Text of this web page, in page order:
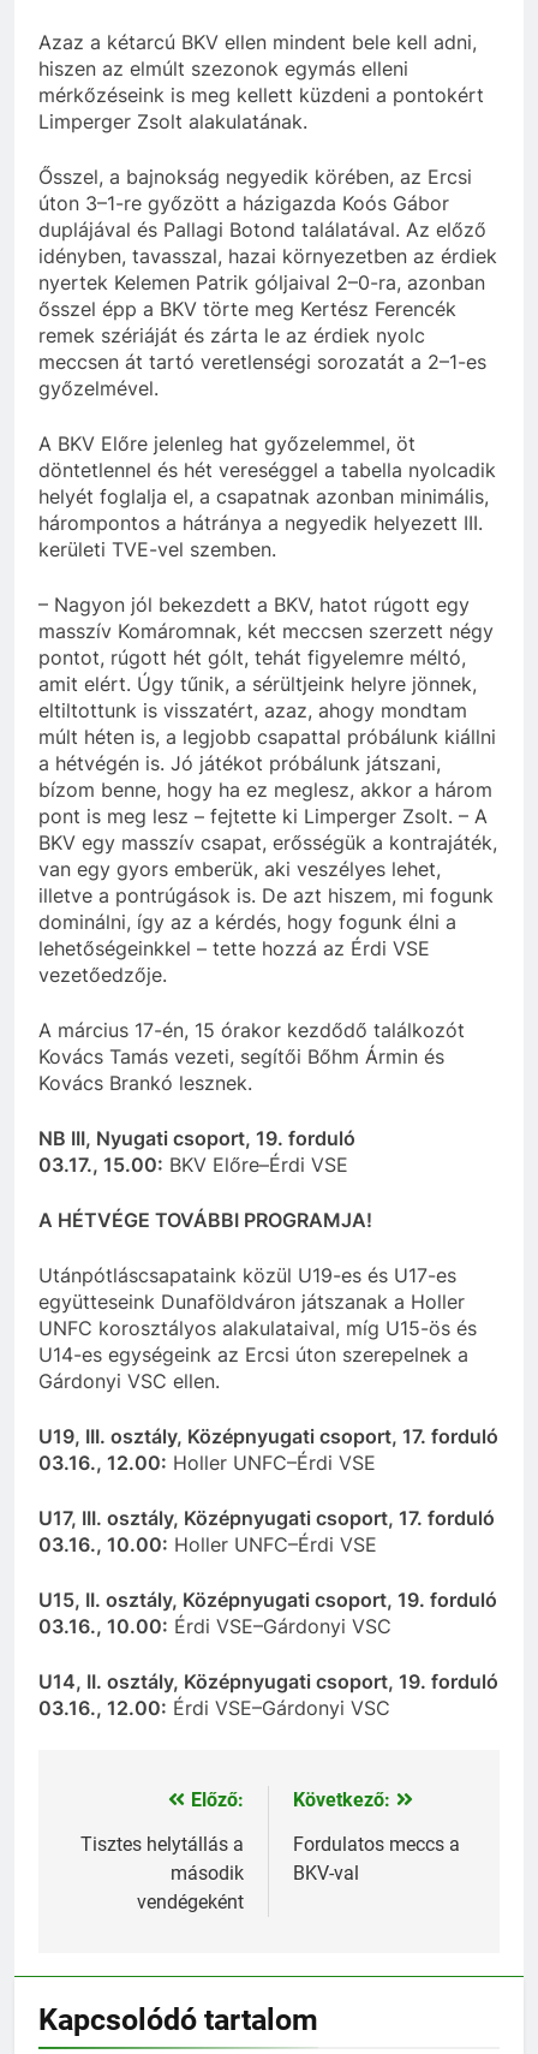
Azaz a kétarcú BKV ellen mindent bele kell adni,
hiszen az elmúlt szezonok egymás elleni
mérkőzéseink is meg kellett küzdeni a pontokért
Limperger Zsolt alakulatának.
Ősszel, a bajnokság negyedik körében, az Ercsi
úton 3–1-re győzött a házigazda Koós Gábor
duplájával és Pallagi Botond találatával. Az előző
idényben, tavasszal, hazai környezetben az érdiek
nyertek Kelemen Patrik góljaival 2–0-ra, azonban
ősszel épp a BKV törte meg Kertész Ferencék
remek szériáját és zárta le az érdiek nyolc
meccsen át tartó veretlenségi sorozatát a 2–1-es
győzelmével.
A BKV Előre jelenleg hat győzelemmel, öt
döntetlennel és hét vereséggel a tabella nyolcadik
helyét foglalja el, a csapatnak azonban minimális,
hárompontos a hátránya a negyedik helyezett III.
kerületi TVE-vel szemben.
– Nagyon jól bekezdett a BKV, hatot rúgott egy
masszív Komáromnak, két meccsen szerzett négy
pontot, rúgott hét gólt, tehát figyelemre méltó,
amit elért. Úgy tűnik, a sérültjeink helyre jönnek,
eltiltottunk is visszatért, azaz, ahogy mondtam
múlt héten is, a legjobb csapattal próbálunk kiállni
a hétvégén is. Jó játékot próbálunk játszani,
bízom benne, hogy ha ez meglesz, akkor a három
pont is meg lesz – fejtette ki Limperger Zsolt. – A
BKV egy masszív csapat, erősségük a kontrajáték,
van egy gyors emberük, aki veszélyes lehet,
illetve a pontrúgások is. De azt hiszem, mi fogunk
dominálni, így az a kérdés, hogy fogunk élni a
lehetőségeinkkel – tette hozzá az Érdi VSE
vezetőedzője.
A március 17-én, 15 órakor kezdődő találkozót
Kovács Tamás vezeti, segítői Bőhm Ármin és
Kovács Brankó lesznek.
NB III, Nyugati csoport, 19. forduló
03.17., 15.00: BKV Előre–Érdi VSE
A HÉTVÉGE TOVÁBBI PROGRAMJA!
Utánpótláscsapataink közül U19-es és U17-es
együtteseink Dunaföldváron játszanak a Holler
UNFC korosztályos alakulataival, míg U15-ös és
U14-es egységeink az Ercsi úton szerepelnek a
Gárdonyi VSC ellen.
U19, III. osztály, Középnyugati csoport, 17. forduló
03.16., 12.00: Holler UNFC–Érdi VSE
U17, III. osztály, Középnyugati csoport, 17. forduló
03.16., 10.00: Holler UNFC–Érdi VSE
U15, II. osztály, Középnyugati csoport, 19. forduló
03.16., 10.00: Érdi VSE–Gárdonyi VSC
U14, II. osztály, Középnyugati csoport, 19. forduló
03.16., 12.00: Érdi VSE–Gárdonyi VSC
Bejegyzés
navigáció
Előző:
Tisztes helytállás a
második
vendégeként
Következő:
Fordulatos meccs a
BKV-val
Kapcsolódó tartalom